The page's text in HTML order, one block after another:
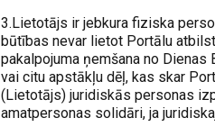
3.Lietotājs ir jebkura fiziska
būtības nevar lietot Portālu
pakalpojuma ņemšana no
vai citu apstākļu dēļ, kas skar
(Lietotājs) juridiskās personas
amatpersonas solidāri, ja